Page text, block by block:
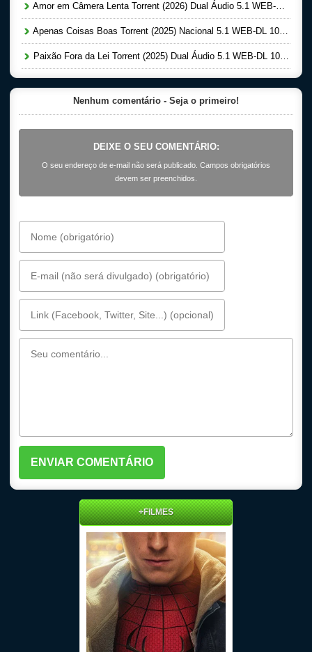
Amor em Câmera Lenta Torrent (2026) Dual Áudio 5.1 WEB-DL 1080p
Apenas Coisas Boas Torrent (2025) Nacional 5.1 WEB-DL 1080p
Paixão Fora da Lei Torrent (2025) Dual Áudio 5.1 WEB-DL 1080p
Nenhum comentário - Seja o primeiro!
DEIXE O SEU COMENTÁRIO:
O seu endereço de e-mail não será publicado. Campos obrigatórios
devem ser preenchidos.
+FILMES